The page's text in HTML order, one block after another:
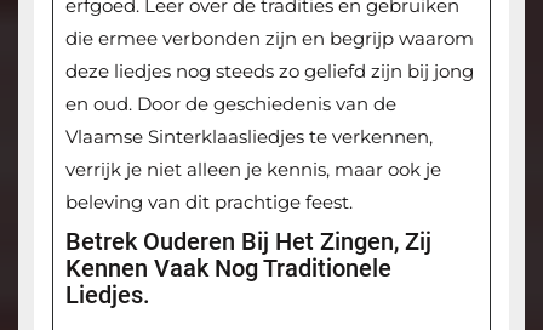
erfgoed. Leer over de tradities en gebruiken
die ermee verbonden zijn en begrijp waarom
deze liedjes nog steeds zo geliefd zijn bij jong
en oud. Door de geschiedenis van de
Vlaamse Sinterklaasliedjes te verkennen,
verrijk je niet alleen je kennis, maar ook je
beleving van dit prachtige feest.
Betrek Ouderen Bij Het Zingen, Zij
Kennen Vaak Nog Traditionele
Liedjes.